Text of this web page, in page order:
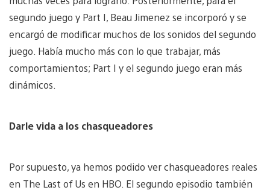
segundo juego y Part I, Beau Jimenez se incorporó y se
encargó de modificar muchos de los sonidos del segundo
juego. Había mucho más con lo que trabajar, más
comportamientos; Part I y el segundo juego eran más
dinámicos.
Darle vida a los chasqueadores
Por supuesto, ya hemos podido ver chasqueadores reales
en The Last of Us en HBO. El segundo episodio también